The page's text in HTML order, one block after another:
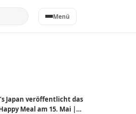
Menü
Japan veröffentlicht das
Meal am 15. Mai |